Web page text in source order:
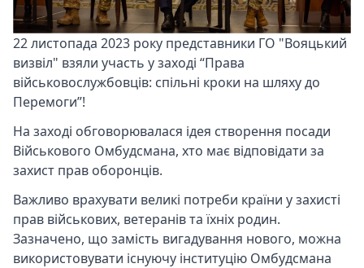
22 листопада 2023 року представники ГО "Вояцький
визвіл" взяли участь у заході “Права
військовослужбовців: спільні кроки на шляху до
Перемоги”!
На заході обговорювалася ідея створення посади
Військового Омбудсмана, хто має відповідати за
захист прав оборонців.
Важливо врахувати великі потреби країни у захисті
прав військових, ветеранів та їхніх родин.
Зазначено, що замість вигадування нового, можна
використовувати існуючу інституцію Омбудсмана